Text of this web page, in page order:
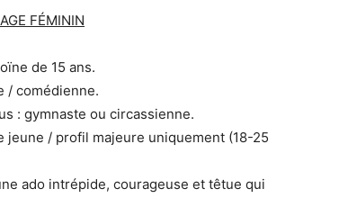
FÉMININ
de 15 ans.
/ comédienne.
: gymnaste ou circassienne.
jeune / profil majeure uniquement (18-25
ado intrépide, courageuse et têtue qui